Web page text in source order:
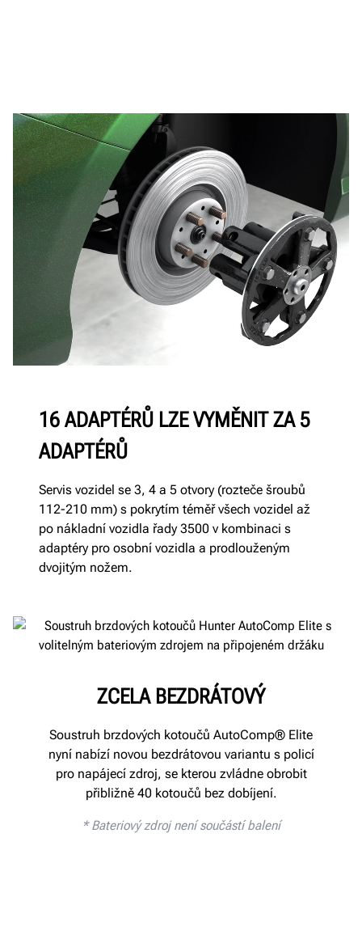
16 ADAPTÉRŮ LZE VYMĚNIT ZA 5
ADAPTÉRŮ
Servis vozidel se 3, 4 a 5 otvory (rozteče šroubů
112-210 mm) s pokrytím téměř všech vozidel až
po nákladní vozidla řady 3500 v kombinaci s
adaptéry pro osobní vozidla a prodlouženým
dvojitým nožem.
ZCELA BEZDRÁTOVÝ
Soustruh brzdových kotoučů AutoComp® Elite
nyní nabízí novou bezdrátovou variantu s policí
pro napájecí zdroj, se kterou zvládne obrobit
přibližně 40 kotoučů bez dobíjení.
* Bateriový zdroj není součástí balení